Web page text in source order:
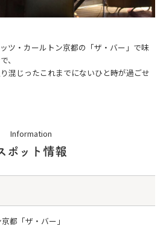
ツ・カールトン京都の「ザ・バー」で味
、
混じったこれまでにないひと時が過ごせ
Information
ポット情報
都「ザ・バー」